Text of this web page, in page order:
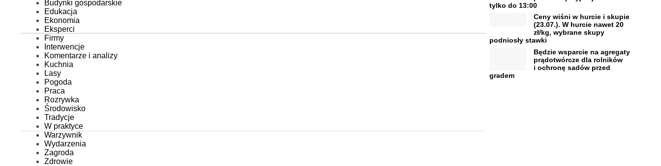
Budynki gospodarskie
Edukacja
Ekonomia
Eksperci
Firmy
Interwencje
Komentarze i analizy
Kuchnia
Lasy
Pogoda
Praca
Rozrywka
Środowisko
Tradycje
W praktyce
Warzywnik
Wydarzenia
Zagroda
Zdrowie
tylko do 13:00
Ceny wiśni w hurcie i skupie
(23.07.). W hurcie nawet 20
zł/kg, wybrane skupy
podniosły stawki
Będzie wsparcie na agregaty
prądotwórcze dla rolników
i ochronę sadów przed
gradem